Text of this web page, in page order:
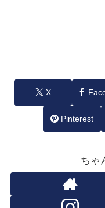
X
Pinterest
ちゃ